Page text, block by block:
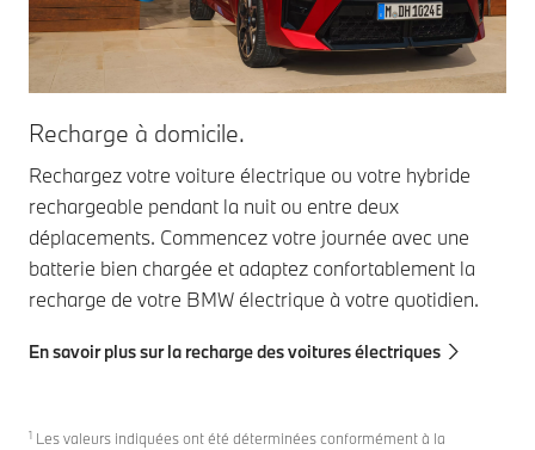
Recharge à domicile.
Rechargez votre voiture électrique ou votre hybride
rechargeable pendant la nuit ou entre deux
déplacements. Commencez votre journée avec une
batterie bien chargée et adaptez confortablement la
recharge de votre BMW électrique à votre quotidien.
En savoir plus sur la recharge des voitures électriques
1 Les valeurs indiquées ont été déterminées conformément à la